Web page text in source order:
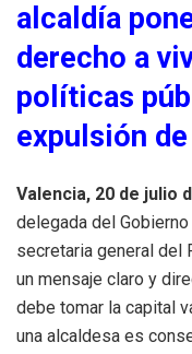
alcaldía
derecho a
políticas
expulsión
Valencia, 20 de julio
delegada del
secretaria general del
un mensaje claro y
debe tomar la capital
una alcaldesa es